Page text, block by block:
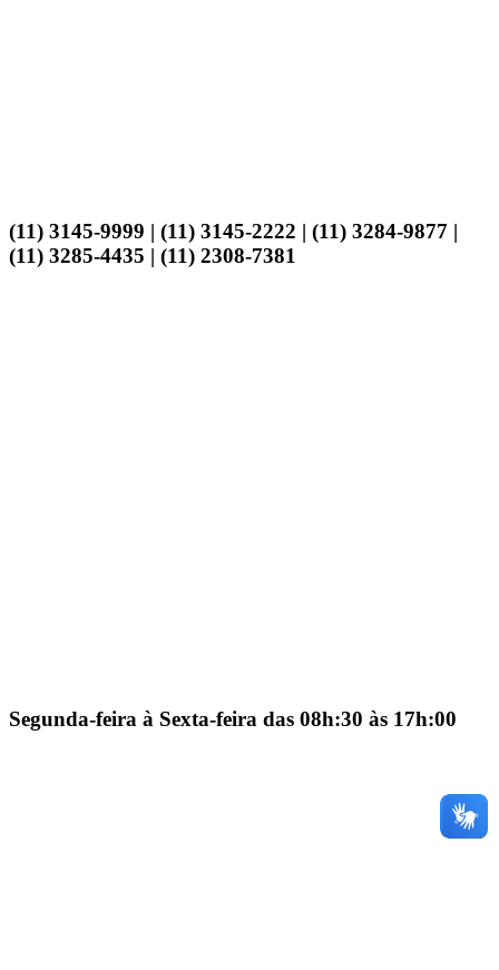
(11) 3145-9999 | (11) 3145-2222 | (11) 3284-9877 |
(11) 3285-4435 | (11) 2308-7381
Segunda-feira à Sexta-feira das 08h:30 às 17h:00